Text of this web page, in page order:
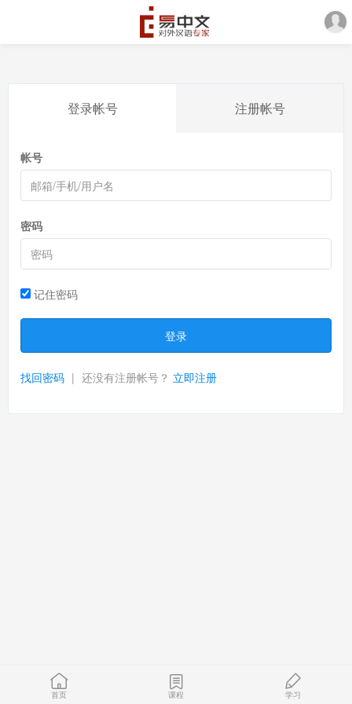
登录帐号 注册帐号
帐号
密码
记住密码
登录
找回密码 | 还没有注册帐号？ 立即注册
首页 课程 学习